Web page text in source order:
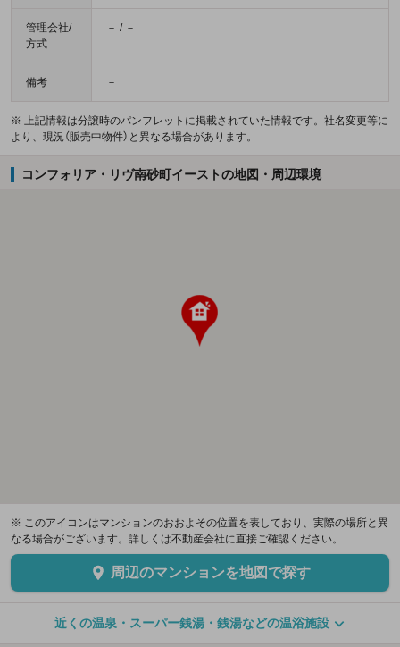
管理会社/
方式
－ / －
備考 －
※ 上記情報は分譲時のパンフレットに掲載されていた情報です。社名変更等に
より、現況（販売中物件）と異なる場合があります。
コンフォリア・リヴ南砂町イーストの地図・周辺環境
※ このアイコンはマンションのおおよその位置を表しており、実際の場所と異
なる場合がございます。詳しくは不動産会社に直接ご確認ください。
周辺のマンションを地図で探す
近くの温泉・スーパー銭湯・銭湯などの温浴施設